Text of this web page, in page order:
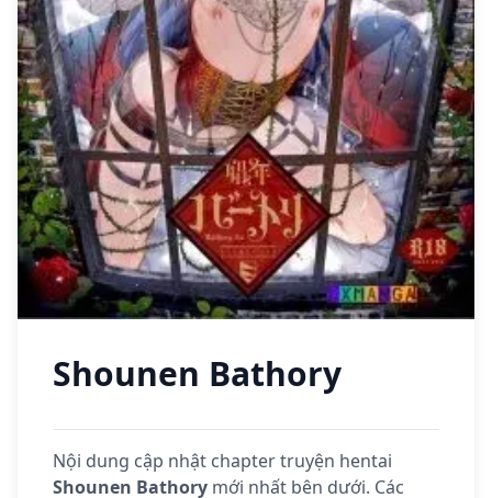
Shounen Bathory
Nội dung cập nhật chapter truyện hentai
Shounen Bathory mới nhất bên dưới. Các